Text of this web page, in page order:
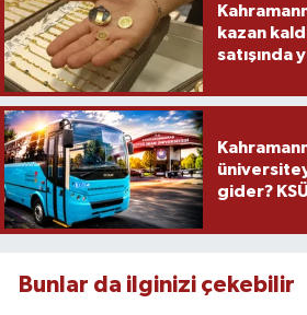
kazan
satışında
gider?
Bunlar da ilginizi çekebilir